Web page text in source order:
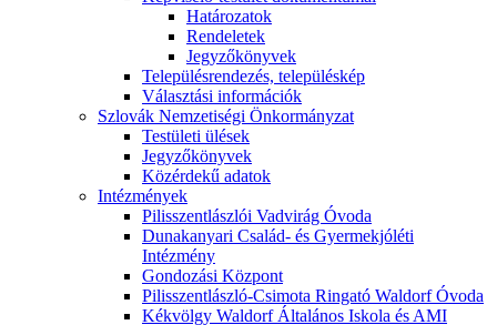
Határozatok
Rendeletek
Jegyzőkönyvek
Településrendezés, településkép
Választási információk
Szlovák Nemzetiségi Önkormányzat
Testületi ülések
Jegyzőkönyvek
Közérdekű adatok
Intézmények
Pilisszentlászlói Vadvirág Óvoda
Dunakanyari Család- és Gyermekjóléti
Intézmény
Gondozási Központ
Pilisszentlászló-Csimota Ringató Waldorf Óvoda
Kékvölgy Waldorf Általános Iskola és AMI